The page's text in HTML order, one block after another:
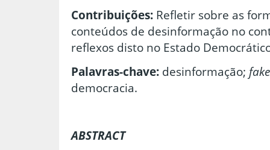
Contribuições: Refletir sobre as
conteúdos de desinformação no
reflexos disto no Estado
Palavras-chave: desinformação;
democracia.
ABSTRACT